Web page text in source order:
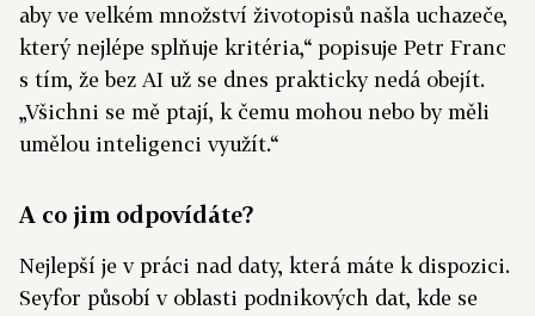
aby ve velkém množství životopisů našla uchazeče,
který nejlépe splňuje kritéria,“ popisuje Petr Franc
s tím, že bez AI už se dnes prakticky nedá obejít.
„Všichni se mě ptají, k čemu mohou nebo by měli
umělou inteligenci využít.“
A co jim odpovídáte?
Nejlepší je v práci nad daty, která máte k dispozici.
Seyfor působí v oblasti podnikových dat, kde se